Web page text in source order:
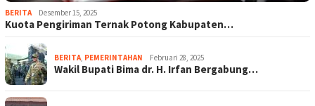
BERITA Desember 15, 2025
Kuota Pengiriman Ternak Potong Kabupaten…
BERITA, PEMERINTAHAN Februari 28, 2025
Wakil Bupati Bima dr. H. Irfan Bergabung…